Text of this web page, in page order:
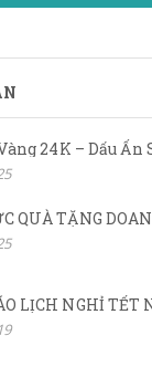
QUÀ TẶNG